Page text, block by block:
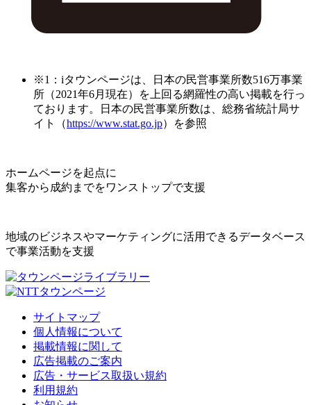
※1：iタウンページは、日本の民営事業所数516万事業
所（2021年6月現在）を上回る網羅性の高い掲載を行っ
ております。日本の民営事業所数は、総務省統計局サ
イト（https://www.stat.go.jp）を参照
ホームページを起点に
集客から成約までをワンストップで支援
地域のビジネスやマーケティングに活用できるデータベース
で事業活動を支援
サイトマップ
個人情報について
掲載情報に関して
広告掲載のご案内
広告・サービス取扱い規約
利用規約